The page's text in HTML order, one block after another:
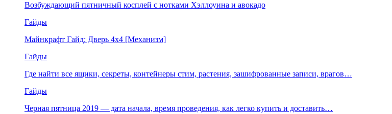
Возбуждающий пятничный косплей с нотками Хэллоуина и авокадо
Гайды
Майнкрафт Гайд: Дверь 4х4 [Механизм]
Гайды
Где найти все ящики, секреты, контейнеры стим, растения, зашифрованные записи, врагов…
Гайды
Черная пятница 2019 — дата начала, время проведения, как легко купить и доставить…